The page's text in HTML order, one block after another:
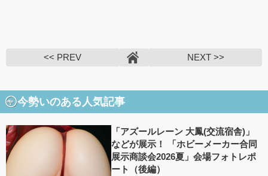
<< PREV NEXT >>
今勢いのある人気記事
「アズールレーン 大鳳(交流宿舎)」
などが展示！ 「ホビーメーカー合同
展示商談会2026夏」会場フォトレポ
ート（後編）